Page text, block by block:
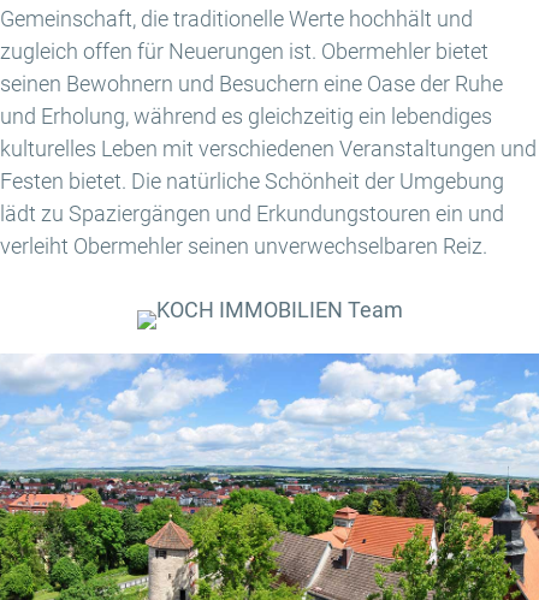
Gemeinschaft, die traditionelle Werte hochhält und
zugleich offen für Neuerungen ist. Obermehler bietet
seinen Bewohnern und Besuchern eine Oase der Ruhe
und Erholung, während es gleichzeitig ein lebendiges
kulturelles Leben mit verschiedenen Veranstaltungen und
Festen bietet. Die natürliche Schönheit der Umgebung
lädt zu Spaziergängen und Erkundungstouren ein und
verleiht Obermehler seinen unverwechselbaren Reiz.